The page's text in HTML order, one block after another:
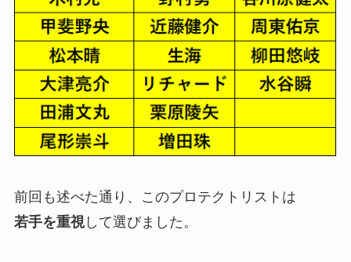
前回も述べた通り、このプロテクトリストは
若手を重視して選びました。